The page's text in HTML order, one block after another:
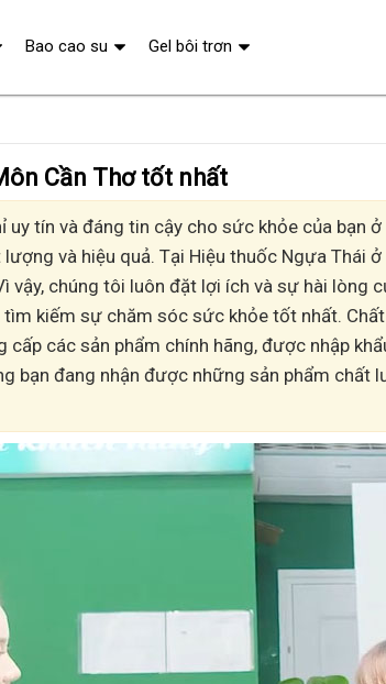
Cần Thơ tốt nhất
tín và đáng tin cậy cho sức khỏe của bạn ở
và hiệu quả. Tại Hiệu thuốc Ngựa Thái
chúng tôi luôn đặt lợi ích và sự hài lòng
kiếm sự chăm sóc sức khỏe tốt nhất.
các sản phẩm chính hãng, được nhập
bạn đang nhận được những sản phẩm chất
Bao cao su Gel bôi trơn